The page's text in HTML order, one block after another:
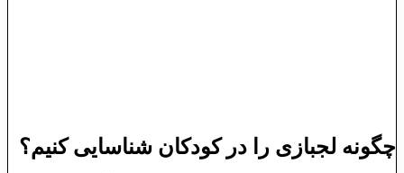
چگونه لجبازی را در کودکان شناسایی کنیم؟